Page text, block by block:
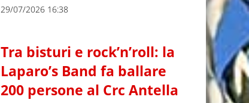
29/07/2026 16:38
Tra bisturi e rock’n’roll: la
Laparo’s Band fa ballare
200 persone al Crc Antella